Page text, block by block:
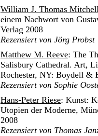
William J. Thomas
einem Nachwort von
Verlag 2008
Rezensiert von Jörg Probst
Matthew M. Reeve: The
Salisbury Cathedral. Art,
Rochester, NY: Boydell &
Rezensiert von Sophie
Hans-Peter Riese: Kunst:
Utopien der Moderne,
2008
Rezensiert von Thomas